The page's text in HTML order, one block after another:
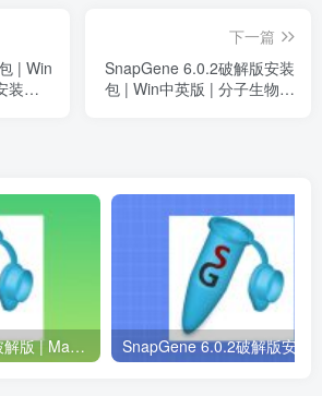
| Win
装教
下一篇
SnapGene 6.0.2破解版安装
包 | Win中英版 | 分子生物学
SnapGene 6.1.1 破解版 | Mac中文版 | 分子生物学软件 | 安装教程 | 一键安装版